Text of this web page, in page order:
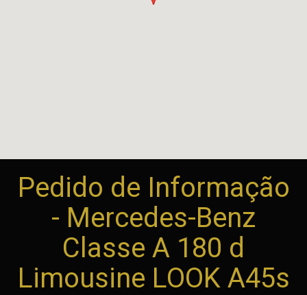
Pedido de Informação
- Mercedes-Benz
Classe A 180 d
Limousine LOOK A45s